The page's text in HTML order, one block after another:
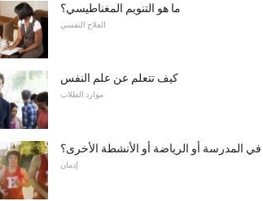
ما هو التنويم المغناطيسي؟
العلاج النفسي
كيف تتعلم عن علم النفس
موارد الطلاب
في المدرسة أو الرياضة أو الأنشطة الأخرى؟
إدمان